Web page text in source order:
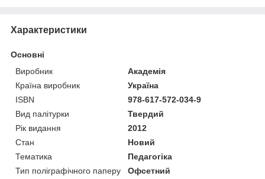
Характеристики
Основні
Виробник
Академія
Країна виробник
Україна
ISBN
978-617-572-034-9
Вид палітурки
Твердий
Рік видання
2012
Стан
Новий
Тематика
Педагогіка
Тип поліграфічного паперу
Офсетний